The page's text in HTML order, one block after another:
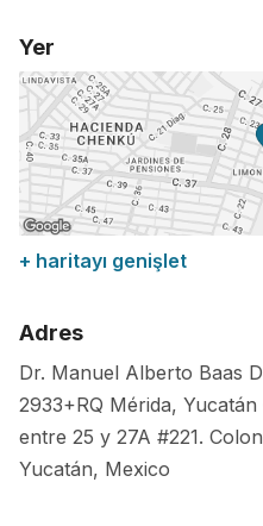
Yer
+ haritayı genişlet
Adres
Dr. Manuel Alberto Baas
2933+RQ Mérida,
entre 25 y 27A #221.
Yucatán, Mexico